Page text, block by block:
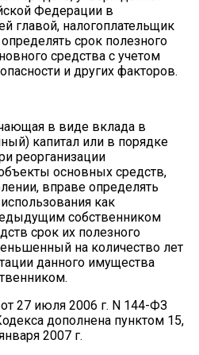
Федерации в
главой, налогоплательщик
срок полезного
средства с учетом
и других факторов.
в виде вклада в
капитал или в порядке
реорганизации
основных средств,
вправе определять
как
собственником
срок их полезного
на количество лет
данного имущества
27 июля 2006 г. N 144-ФЗ
дополнена пунктом 15,
2007 г.